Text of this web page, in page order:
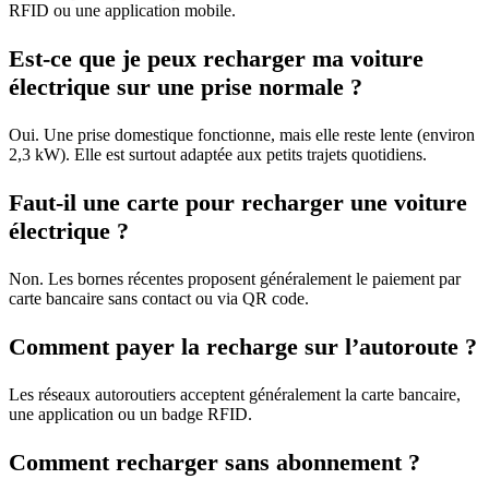
RFID ou une application mobile.
Est-ce que je peux recharger ma voiture
électrique sur une prise normale ?
Oui. Une prise domestique fonctionne, mais elle reste lente (environ
2,3 kW). Elle est surtout adaptée aux petits trajets quotidiens.
Faut-il une carte pour recharger une voiture
électrique ?
Non. Les bornes récentes proposent généralement le paiement par
carte bancaire sans contact ou via QR code.
Comment payer la recharge sur l’autoroute ?
Les réseaux autoroutiers acceptent généralement la carte bancaire,
une application ou un badge RFID.
Comment recharger sans abonnement ?